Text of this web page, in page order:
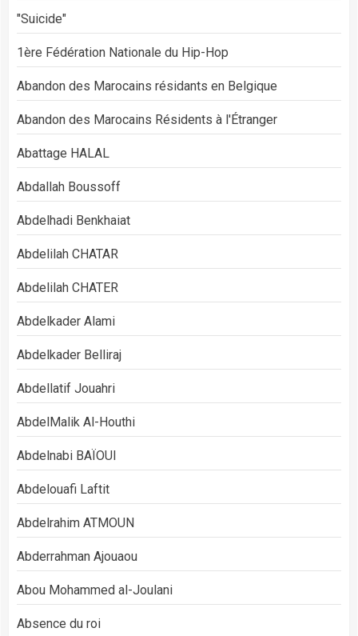
"Suicide"
1ère Fédération Nationale du Hip-Hop
Abandon des Marocains résidants en Belgique
Abandon des Marocains Résidents à l'Étranger
Abattage HALAL
Abdallah Boussoff
Abdelhadi Benkhaiat
Abdelilah CHATAR
Abdelilah CHATER
Abdelkader Alami
Abdelkader Belliraj
Abdellatif Jouahri
AbdelMalik Al-Houthi
Abdelnabi BAÏOUI
Abdelouafi Laftit
Abdelrahim ATMOUN
Abderrahman Ajouaou
Abou Mohammed al-Joulani
Absence du roi